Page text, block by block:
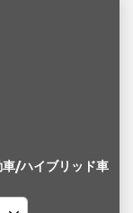
/ハイブリッド車